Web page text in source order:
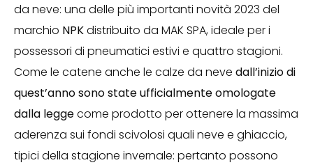
da neve: una delle più importanti novità 2023 del
marchio NPKdistribuito da MAK SPA, ideale per i
possessori di pneumatici estivi e quattro stagioni.
Come le catene anche le calze da neve dall’inizio di
quest’anno sono state ufficialmente omologate
dalla leggecome prodotto per ottenere la massima
aderenza sui fondi scivolosi quali neve e ghiaccio,
tipici della stagione invernale: pertanto possono